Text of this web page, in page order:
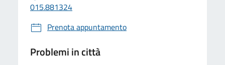
015.881324
Prenota appuntamento
Problemi in città